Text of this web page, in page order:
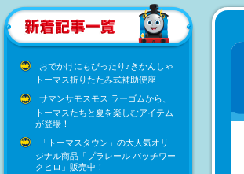
おでかけにもぴったり♪きかんしゃ
トーマス折りたたみ式補助便座
サマンサモスモス ラーゴムから、
トーマスたちと夏を楽しむアイテム
が登場！
「トーマスタウン」の大人気オリ
ジナル商品「プラレール パッチワー
クヒロ」販売中！